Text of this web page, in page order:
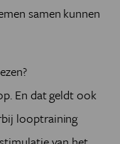
samen kunnen
En dat geldt ook
looptraining